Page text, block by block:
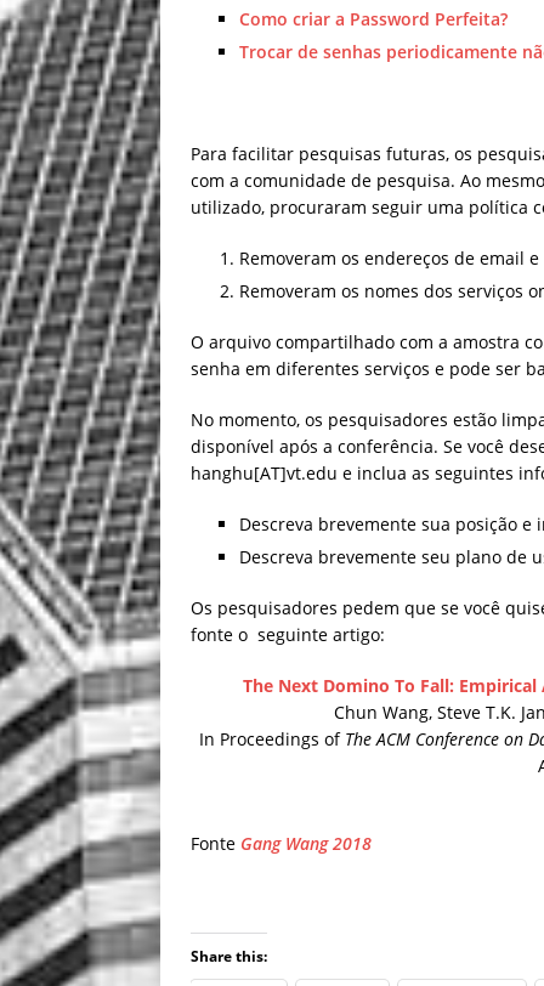
Como criar a Password Perfeita?
Trocar de senhas periodicamente
Para facilitar pesquisas futuras, os
com a comunidade de pesquisa. Ao
utilizado, procuraram seguir uma política
Removeram os endereços de email
Removeram os nomes dos serviços
O arquivo compartilhado com a amostra
senha em diferentes serviços e pode ser
No momento, os pesquisadores estão
disponível após a conferência. Se você
hanghu[AT]vt.edu e inclua as seguintes
Descreva brevemente sua posição
Descreva brevemente seu plano de
Os pesquisadores pedem que se você
fonte o seguinte artigo:
The Next Domino To Fall:
Chun Wang, Steve T.K.
In Proceedings of The ACM Conference on
Fonte Gang Wang 2018
Share this: